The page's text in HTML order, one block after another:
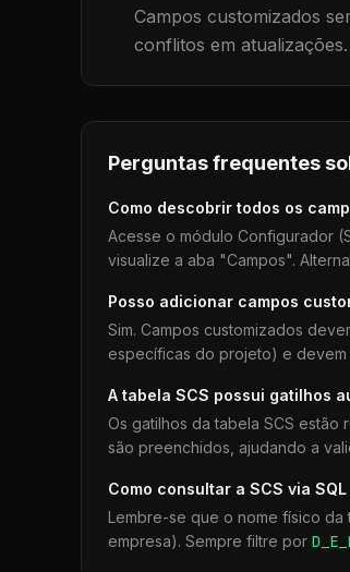
Campos customizados
conflitos em atualizações.
Perguntas frequentes
Como descobrir todos os
Acesse o módulo Configurador
visualize a aba "Campos".
Posso adicionar campos
Sim. Campos customizados
específicas do projeto) e devem
A tabela SCS possui gatilhos
Os gatilhos da tabela SCS estão
são preenchidos, ajudando a
Como consultar a SCS via
Lembre-se que o nome físico
empresa). Sempre filtre por